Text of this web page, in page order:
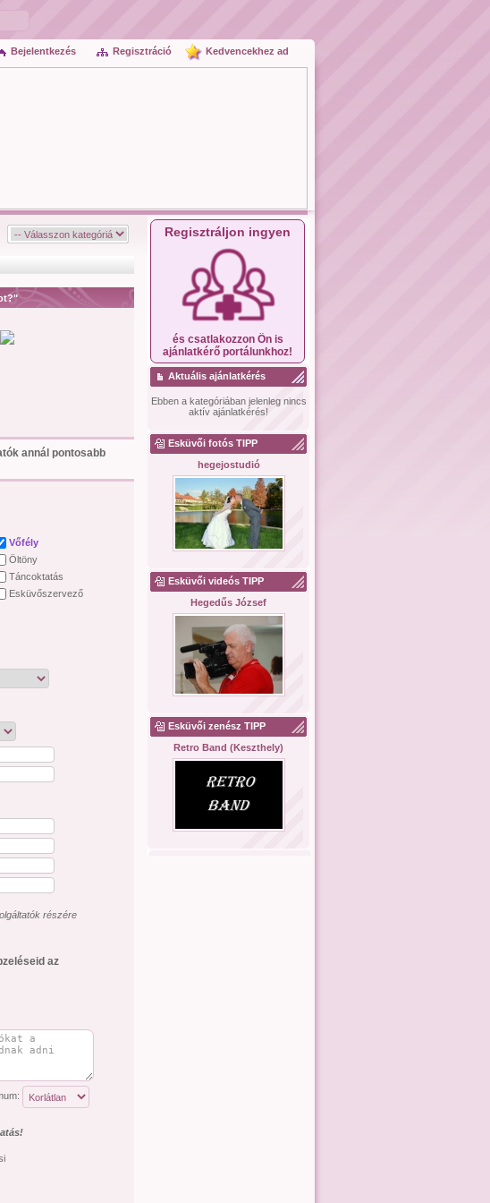
Kedvencekhez ad
Regisztráció
Bejelentkezés
annál pontosabb
Vőfély
Öltöny
Táncoktatás
Esküvőszervező
részére
az
Regisztráljon ingyen
és csatlakozzon Ön is
ajánlatkérő portálunkhoz!
Aktuális ajánlatkérés
Ebben a kategóriában jelenleg nincs
aktív ajánlatkérés!
Esküvői fotós TIPP
hegejostudió
Esküvői videós TIPP
Hegedűs József
Esküvői zenész TIPP
Retro Band (Keszthely)